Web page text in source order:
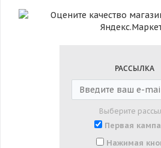
РАССЫЛКА
Выберите
Первая
Нажимая